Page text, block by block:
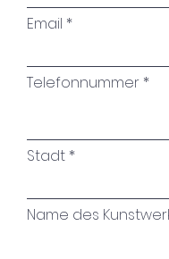
Signatur:auf der
sowie unten
Die Seiten sind
aufgehängt
Email
Telefonnummer
Stadt
Name des